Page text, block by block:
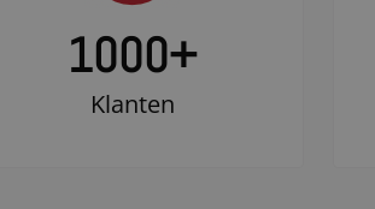
1000+
Klanten